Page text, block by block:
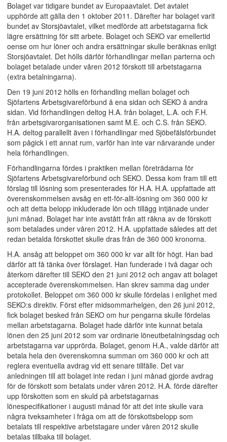
Bolaget var tidigare bundet av Europaavtalet. Det avtalet
upphörde att gälla den 1 oktober 2011. Därefter har bolaget varit
bundet av Storsjöavtalet, vilket medförde att arbetstagarna fick
lägre ersättning för sitt arbete. Bolaget och SEKO var emellertid
oense om hur löner och andra ersättningar skulle beräknas enligt
Storsjöavtalet. Det hölls därför förhandlingar mellan parterna och
bolaget betalade under våren 2012 förskott till arbetstagarna
(extra betalningarna).
Den 19 juni 2012 hölls en förhandling mellan bolaget och
Sjöfartens Arbetsgivareförbund å ena sidan och SEKO å andra
sidan. Vid förhandlingen deltog H.A. från bolaget, L.A. och F.H.
från arbetsgivarorganisationen samt M.E. och C.S. från SEKO.
H.A. deltog parallellt även i förhandlingar med Sjöbefälsförbundet
som pågick i ett annat rum, varför han inte var närvarande under
hela förhandlingen.
Förhandlingarna fördes i praktiken mellan företrädarna för
Sjöfartens Arbetsgivareförbund och SEKO. Dessa kom fram till ett
förslag till lösning som presenterades för H.A. H.A. uppfattade att
överenskommelsen avsåg en ett-för-allt-lösning om 360 000 kr
och att detta belopp inkluderade lön och tillägg intjänade under
juni månad. Bolaget har inte avstått från att räkna av de förskott
som betalades under våren 2012. H.A. uppfattade således att det
redan betalda förskottet skulle dras från de 360 000 kronorna.
H.A. ansåg att beloppet om 360 000 kr var allt för högt. Han bad
därför att få tänka över förslaget. Han funderade i två dagar och
återkom därefter till SEKO den 21 juni 2012 och angav att bolaget
accepterade överenskommelsen. Han skrev samma dag under
protokollet. Beloppet om 360 000 kr skulle fördelas i enlighet med
SEKO:s direktiv. Först efter midsommarhelgen, den 26 juni 2012,
fick bolaget besked från SEKO om hur pengarna skulle fördelas
mellan arbetstagarna. Bolaget hade därför inte kunnat betala
lönen den 25 juni 2012 som var ordinarie löneutbetalningsdag och
arbetstagarna var upprörda. Bolaget, genom H.A., valde därför att
betala hela den överenskomna summan om 360 000 kr och att
reglera eventuella avdrag vid ett senare tillfälle. Det var
anledningen till att bolaget inte redan i juni månad gjorde avdrag
för de förskott som betalats under våren 2012. H.A. förde därefter
upp förskotten som en skuld på arbetstagarnas
lönespecifikationer i augusti månad för att det inte skulle vara
några tveksamheter i fråga om att de förskottsbelopp som
betalats till respektive arbetstagare under våren 2012 skulle
betalas tillbaka till bolaget.